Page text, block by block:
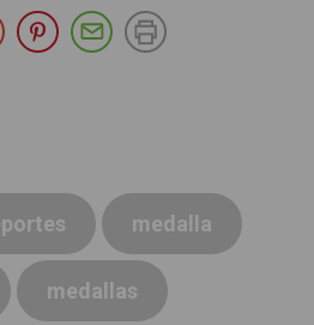
en Facebook
en Twitter
Compartir en Google Plus
Compartir en Pinterest
Compartir por E-
medalla
medallas